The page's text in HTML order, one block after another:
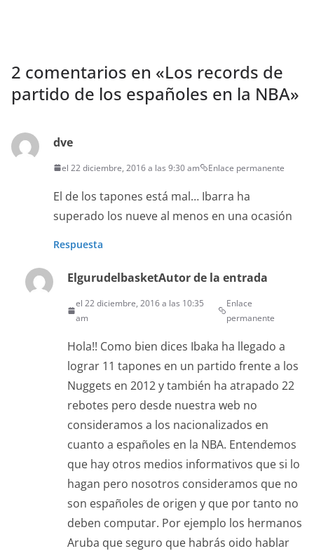
2 comentarios en «Los records de
partido de los españoles en la NBA»
dve
el 22 diciembre, 2016 a las 9:30 am Enlace permanente
El de los tapones está mal… Ibarra ha
superado los nueve al menos en una ocasión
Respuesta
ElgurudelbasketAutor de la entrada
el 22 diciembre, 2016 a las 10:35
am
Enlace
permanente
Hola!! Como bien dices Ibaka ha llegado a
lograr 11 tapones en un partido frente a los
Nuggets en 2012 y también ha atrapado 22
rebotes pero desde nuestra web no
consideramos a los nacionalizados en
cuanto a españoles en la NBA. Entendemos
que hay otros medios informativos que si lo
hagan pero nosotros consideramos que no
son españoles de origen y que por tanto no
deben computar. Por ejemplo los hermanos
Aruba que seguro que habrás oido hablar